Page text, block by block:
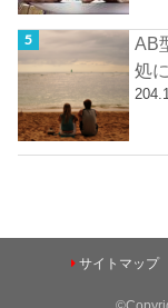
AB
処
サイトマップ